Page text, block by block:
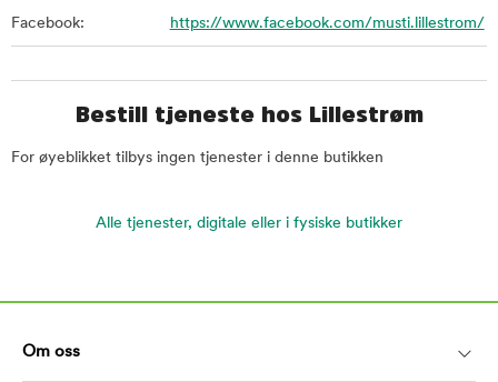
Facebook: https://www.facebook.com/musti.lillestrom/
Bestill tjeneste hos Lillestrøm
For øyeblikket tilbys ingen tjenester i denne butikken
Alle tjenester, digitale eller i fysiske butikker
Om oss